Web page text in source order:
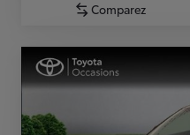
Comparez